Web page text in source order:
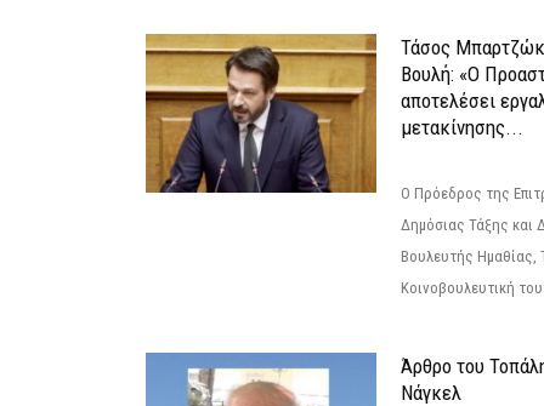
Τάσος
Βουλή: «Ο
αποτελέσει
μετακίνησης...
Ο Πρόεδρος της
Δημόσιας Τάξης και
Βουλευτής
Κοινοβουλευτική
Άρθρο του
Νάγκελ